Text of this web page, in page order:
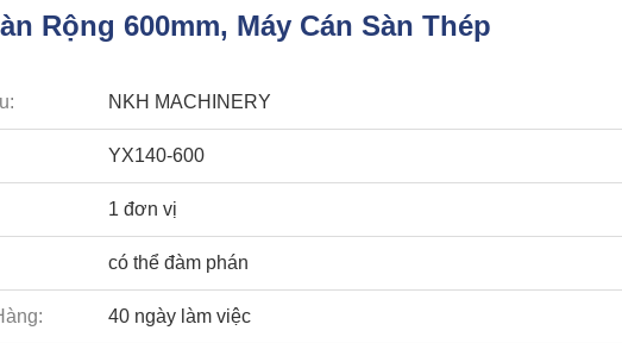
Rộng 600mm, Máy Cán Sàn Thép
NKH MACHINERY
YX140-600
1 đơn vị
có thể đàm phán
40 ngày làm việc